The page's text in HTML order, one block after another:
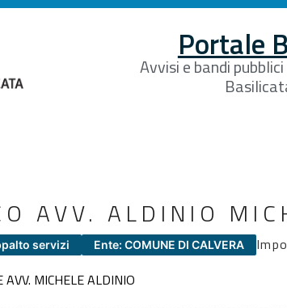
Portale
Avvisi e bandi
AVV. ALDINIO
servizi Ente: COMUNE DI CALVERA
AVV. MICHELE ALDINIO